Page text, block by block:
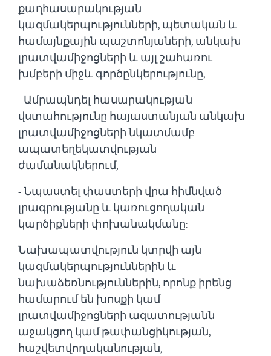
քաղհասարակության
կազմակերպությունների, պետական և
համայնքային պաշտոնյաների, անկախ
լրատվամիջոցների և այլ շահառու
խմբերի միջև գործընկերությունը,
- Ամրապնդել հասարակության
վստահությունը հայաստանյան անկախ
լրատվամիջոցների նկատմամբ
ապատեղեկատվության
ժամանակներում,
- Նպաստել փաստերի վրա հիմնված
լրագրությանը և կառուցողական
կարծիքների փոխանակմանը:
Նախապատվություն կտրվի այն
կազմակերպություններին և
նախաձեռնություններին, որոնք իրենց
համարում են խոսքի կամ
լրատվամիջոցների ազատությանն
աջակցող կամ թափանցիկության,
հաշվետվողականության,